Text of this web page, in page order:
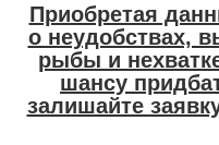
Приобретая
о неудобствах,
рыбы и
шансу
залишайте